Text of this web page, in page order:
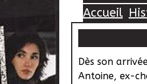
Accueil
Dès son
Antoine, ex-